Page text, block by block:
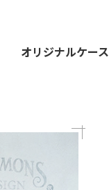
オリジナルケース